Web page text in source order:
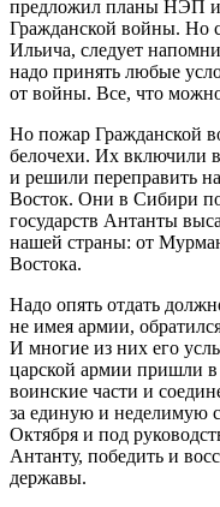
предложил планы НЭП
Гражданской войны. Но
Ильича, следует
надо принять любые
от войны. Все, что
Но пожар Гражданской
белочехи. Их включили
и решили переправить
Восток. Они в Сибири
государств Антанты
нашей страны: от
Востока.
Надо опять отдать
не имея армии,
И многие из них его
царской армии пришли
воинские части и
за единую и неделимую
Октября и под
Антанту, победить и
державы.